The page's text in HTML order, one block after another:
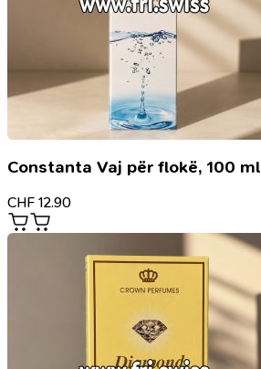
Constanta Vaj për flokë, 100 ml
CHF 12.90